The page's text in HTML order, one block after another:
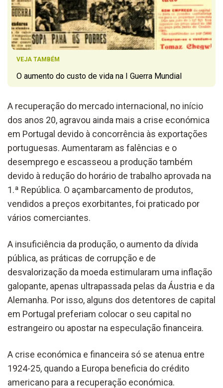
VEJA TAMBÉM
O aumento do custo de vida na I Guerra Mundial
A recuperação do mercado internacional, no início
dos anos 20, agravou ainda mais a crise económica
em Portugal devido à concorrência às exportações
portuguesas. Aumentaram as falências e o
desemprego e escasseou a produção também
devido à redução do horário de trabalho aprovada na
1.ª República. O açambarcamento de produtos,
vendidos a preços exorbitantes, foi praticado por
vários comerciantes.
A insuficiência da produção, o aumento da dívida
pública, as práticas de corrupção e de
desvalorização da moeda estimularam uma inflação
galopante, apenas ultrapassada pelas da Áustria e da
Alemanha. Por isso, alguns dos detentores de capital
em Portugal preferiam colocar o seu capital no
estrangeiro ou apostar na especulação financeira.
A crise económica e financeira só se atenua entre
1924-25, quando a Europa beneficia do crédito
americano para a recuperação económica.